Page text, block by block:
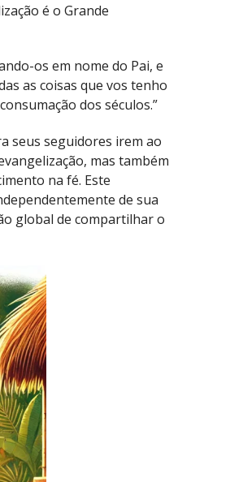
é o Grande
os em nome do Pai, e
as coisas que vos tenho
dos séculos.”
seus seguidores irem ao
mas também
na fé. Este
de sua
global de compartilhar o